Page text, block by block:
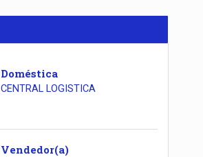
Doméstica
CENTRAL LOGISTICA
Vendedor(a)